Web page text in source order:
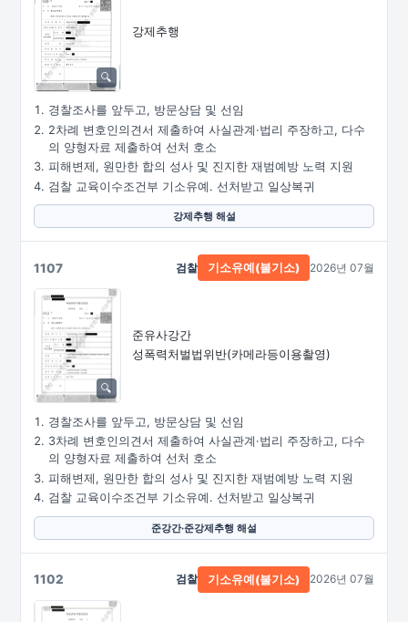
강제추행
경찰조사를 앞두고, 방문상담 및 선임
2차례 변호인의견서 제출하여 사실관계·법리 주장하고, 다수
의 양형자료 제출하여 선처 호소
피해변제, 원만한 합의 성사 및 진지한 재범예방 노력 지원
검찰 교육이수조건부 기소유예. 선처받고 일상복귀
강제추행 해설
1107
준유사강간
성폭력처벌법위반(카메라등이용촬영)
검찰 기소유예(불기소) 2026년 07월
경찰조사를 앞두고, 방문상담 및 선임
3차례 변호인의견서 제출하여 사실관계·법리 주장하고, 다수
의 양형자료 제출하여 선처 호소
피해변제, 원만한 합의 성사 및 진지한 재범예방 노력 지원
검찰 교육이수조건부 기소유예. 선처받고 일상복귀
준강간·준강제추행 해설
1102 검찰 기소유예(불기소) 2026년 07월